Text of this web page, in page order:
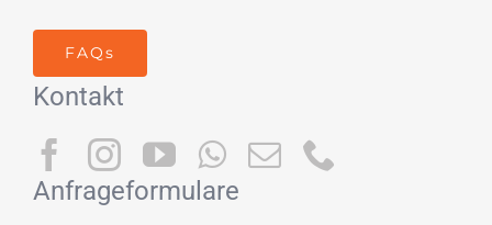
FAQs
Kontakt
Anfrageformulare